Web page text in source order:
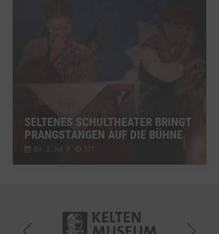
SELTENES SCHULTHEATER BRINGT
PRANGSTANGEN AUF DIE BÜHNE
Do., 2. Juli // 271